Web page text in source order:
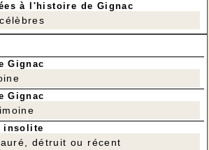
---
pour randonner entre le
et le Château de la Fage
à l'histoire de Gignac
Gignac
Gignac
insolite
détruit ou récent